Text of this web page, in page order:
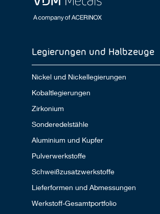
Legierungen und Halbzeuge
Nickel und Nickellegierungen
Kobaltlegierungen
Zirkonium
Sonderedelstähle
Aluminium und Kupfer
Pulverwerkstoffe
Schweißzusatzwerkstoffe
Lieferformen und Abmessungen
Werkstoff-Gesamtportfolio